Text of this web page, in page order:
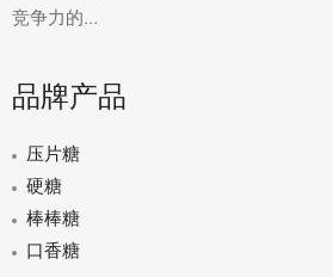
竞争力的...
品牌产品
压片糖
硬糖
棒棒糖
口香糖